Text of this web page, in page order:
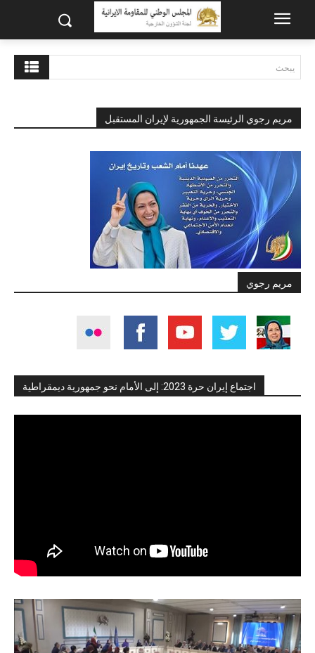
يبحث
مريم رجوي الرئيسة الجمهورية لإيران المستقبل
مريم رجوي
اجتماع إيران حرة 2023: إلى الأمام نحو جمهورية ديمقراطية